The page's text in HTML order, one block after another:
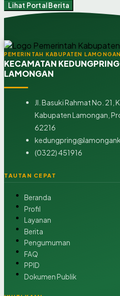
Lihat Portal Berita
PEMERINTAH KABUPATEN LAMONGAN
KECAMATAN
LAMONGAN
Jl. Basuki Rahmat No. 21,
Kabupaten Lamongan,
62216
(0322) 451916
TAUTAN CEPAT
Beranda
Profil
Layanan
Berita
Pengumuman
FAQ
PPID
Dokumen Publik